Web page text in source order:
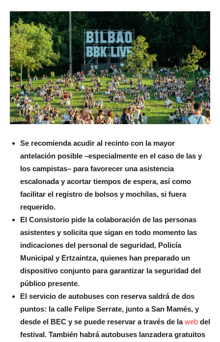
Se recomienda acudir al recinto con la mayor
antelación posible –especialmente en el caso de las y
los campistas– para favorecer una asistencia
escalonada y acortar tiempos de espera, así como
facilitar el registro de bolsos y mochilas, si fuera
requerido.
El Consistorio pide la colaboración de las personas
asistentes y solicita que sigan en todo momento las
indicaciones del personal de seguridad, Policía
Municipal y Ertzaintza, quienes han preparado un
dispositivo conjunto para garantizar la seguridad del
público presente.
El servicio de autobuses con reserva saldrá de dos
puntos: la calle Felipe Serrate, junto a San Mamés, y
desde el BEC y se puede reservar a través de laweb del
festival. También habrá autobuses lanzadera gratuitos